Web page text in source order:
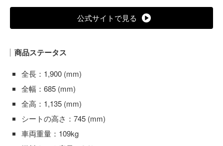
公式サイトで見る
商品ステータス
全長：1,900 (mm)
全幅：685 (mm)
全高：1,135 (mm)
シートの高さ：745 (mm)
車両重量：109kg